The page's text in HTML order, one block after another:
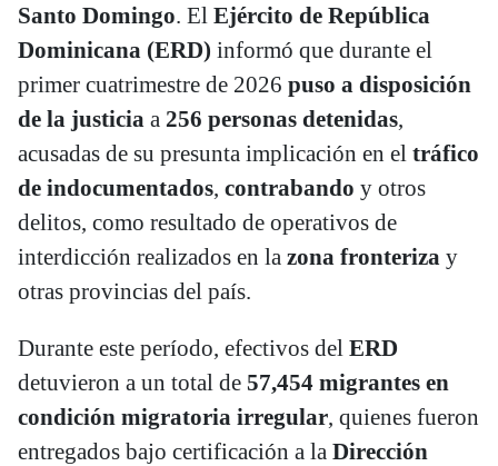
Santo Domingo. El Ejército de República
Dominicana (ERD) informó que durante el
primer cuatrimestre de 2026 puso a disposición
de la justicia a 256 personas detenidas,
acusadas de su presunta implicación en el tráfico
de indocumentados, contrabando y otros
delitos, como resultado de operativos de
interdicción realizados en la zona fronteriza y
otras provincias del país.
Durante este período, efectivos del ERD
detuvieron a un total de 57,454 migrantes en
condición migratoria irregular, quienes fueron
entregados bajo certificación a la Dirección